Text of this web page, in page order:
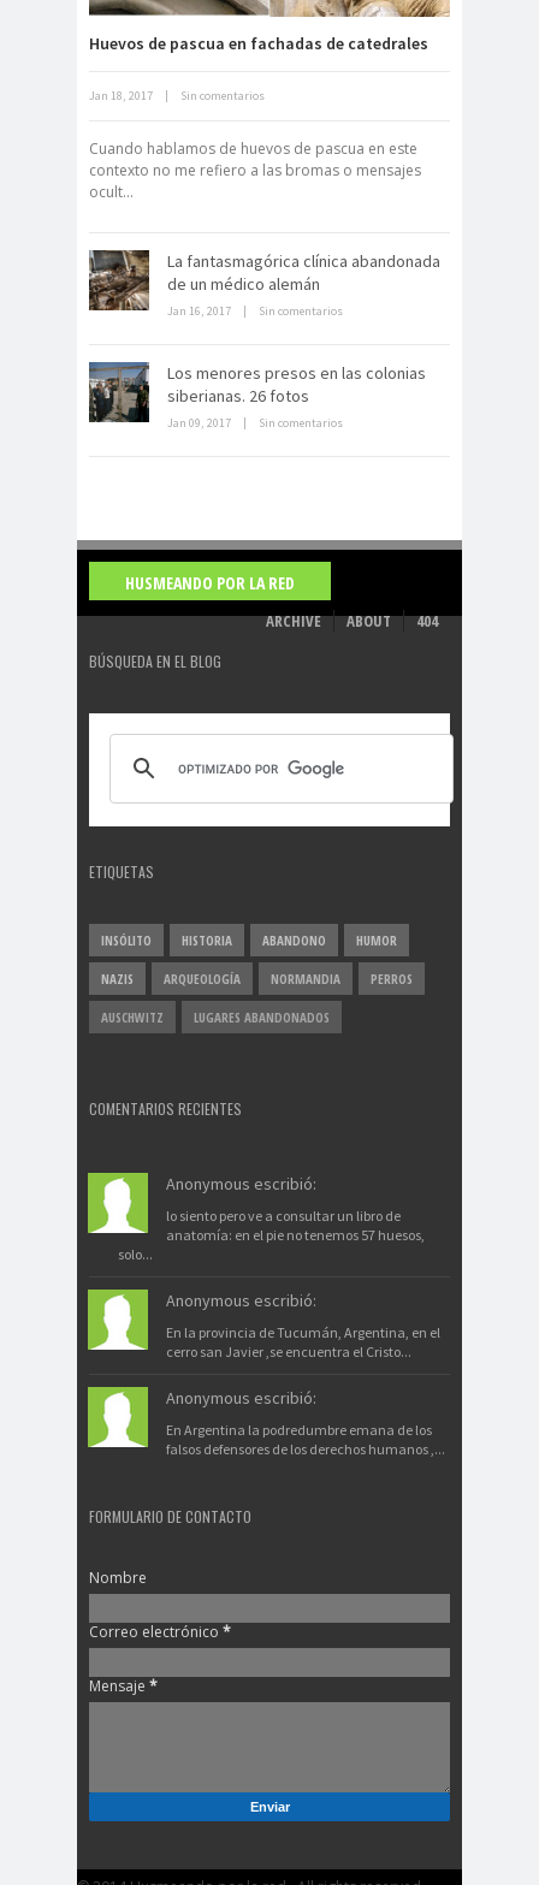
Huevos de pascua en fachadas de catedrales
Jan 18, 2017 Sin comentarios
Cuando hablamos de huevos de pascua en este
contexto no me refiero a las bromas o mensajes
ocult...
La fantasmagórica clínica abandonada
de un médico alemán
Jan 16, 2017 Sin comentarios
Los menores presos en las colonias
siberianas. 26 fotos
Jan 09, 2017 Sin comentarios
HUSMEANDO POR LA RED
ARCHIVE ABOUT 404
BÚSQUEDA EN EL BLOG
ETIQUETAS
INSÓLITO HISTORIA ABANDONO HUMOR
NAZIS ARQUEOLOGÍA NORMANDIA PERROS
AUSCHWITZ LUGARES ABANDONADOS
COMENTARIOS RECIENTES
Anonymous escribió:
lo siento pero ve a consultar un libro de
anatomía: en el pie no tenemos 57 huesos,
solo...
Anonymous escribió:
En la provincia de Tucumán, Argentina, en el
cerro san Javier ,se encuentra el Cristo...
Anonymous escribió:
En Argentina la podredumbre emana de los
falsos defensores de los derechos humanos ,...
FORMULARIO DE CONTACTO
Nombre
Correo electrónico *
Mensaje *